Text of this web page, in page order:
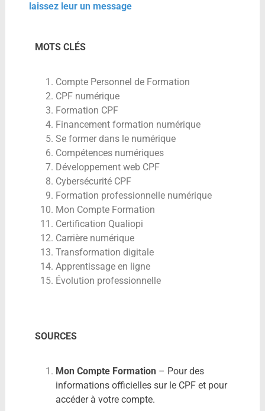
laissez leur un message
MOTS CLÉS
Compte Personnel de Formation
CPF numérique
Formation CPF
Financement formation numérique
Se former dans le numérique
Compétences numériques
Développement web CPF
Cybersécurité CPF
Formation professionnelle numérique
Mon Compte Formation
Certification Qualiopi
Carrière numérique
Transformation digitale
Apprentissage en ligne
Évolution professionnelle
SOURCES
Mon Compte Formation– Pour des
informations officielles sur le CPF et pour
accéder à votre compte.